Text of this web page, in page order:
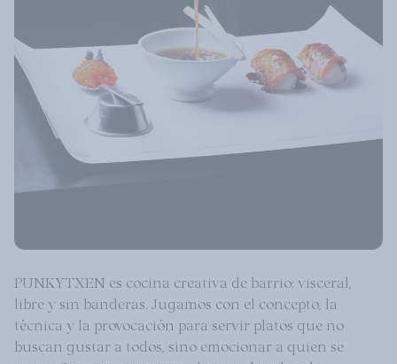
PUNKYTXEN es cocina creativa de barrio: visceral,
libre y sin banderas. Jugamos con el concepto, la
técnica y la provocación para servir platos que no
buscan gustar a todos, sino emocionar a quien se